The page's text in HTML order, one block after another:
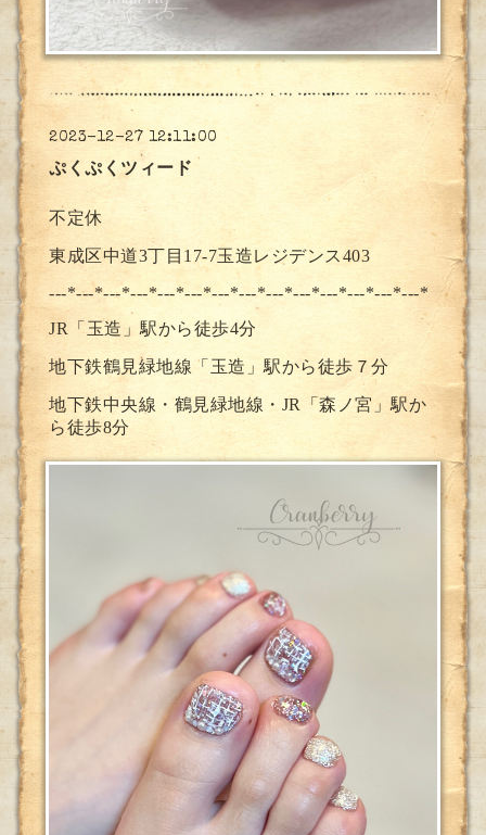
2023-12-27 12:11:00
ぷくぷくツィード
不定休
東成区中道3丁目17-7玉造レジデンス403
---*---*---*---*---*---*---*---*---*---*---*---*---*---*
JR「玉造」駅から徒歩4分
地下鉄鶴見緑地線「玉造」駅から徒歩７分
地下鉄中央線・鶴見緑地線・JR「森ノ宮」駅か
ら徒歩8分